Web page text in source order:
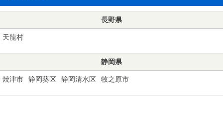
長野県
天龍村
静岡県
焼津市 静岡葵区 静岡清水区 牧之原市